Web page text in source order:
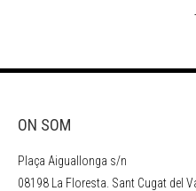
ON SOM
Plaça Aiguallonga s/n
08198 La Floresta. Sant Cugat del